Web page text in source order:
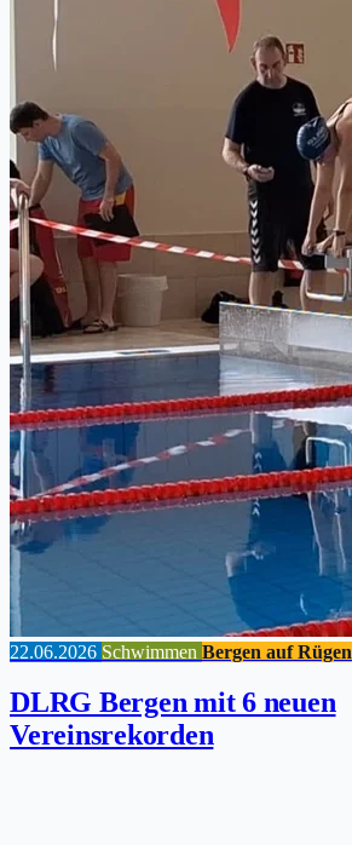
22.06.2026 Schwimmen Bergen auf Rügen
DLRG Bergen mit 6 neuen
Vereinsrekorden